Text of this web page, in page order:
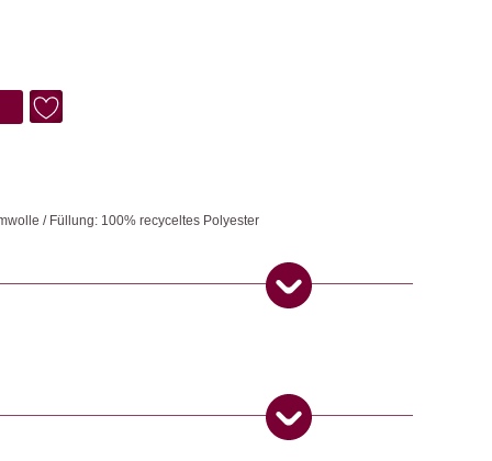
/ Füllung: 100% recyceltes Polyester
alle in der Stadt Kundli in Indien handgefertigt. Das
Sämtliche Bereiche müssen nach strengen ökologischen und
der Umwelt und der Gesellschaft bewusst.
trocknen.